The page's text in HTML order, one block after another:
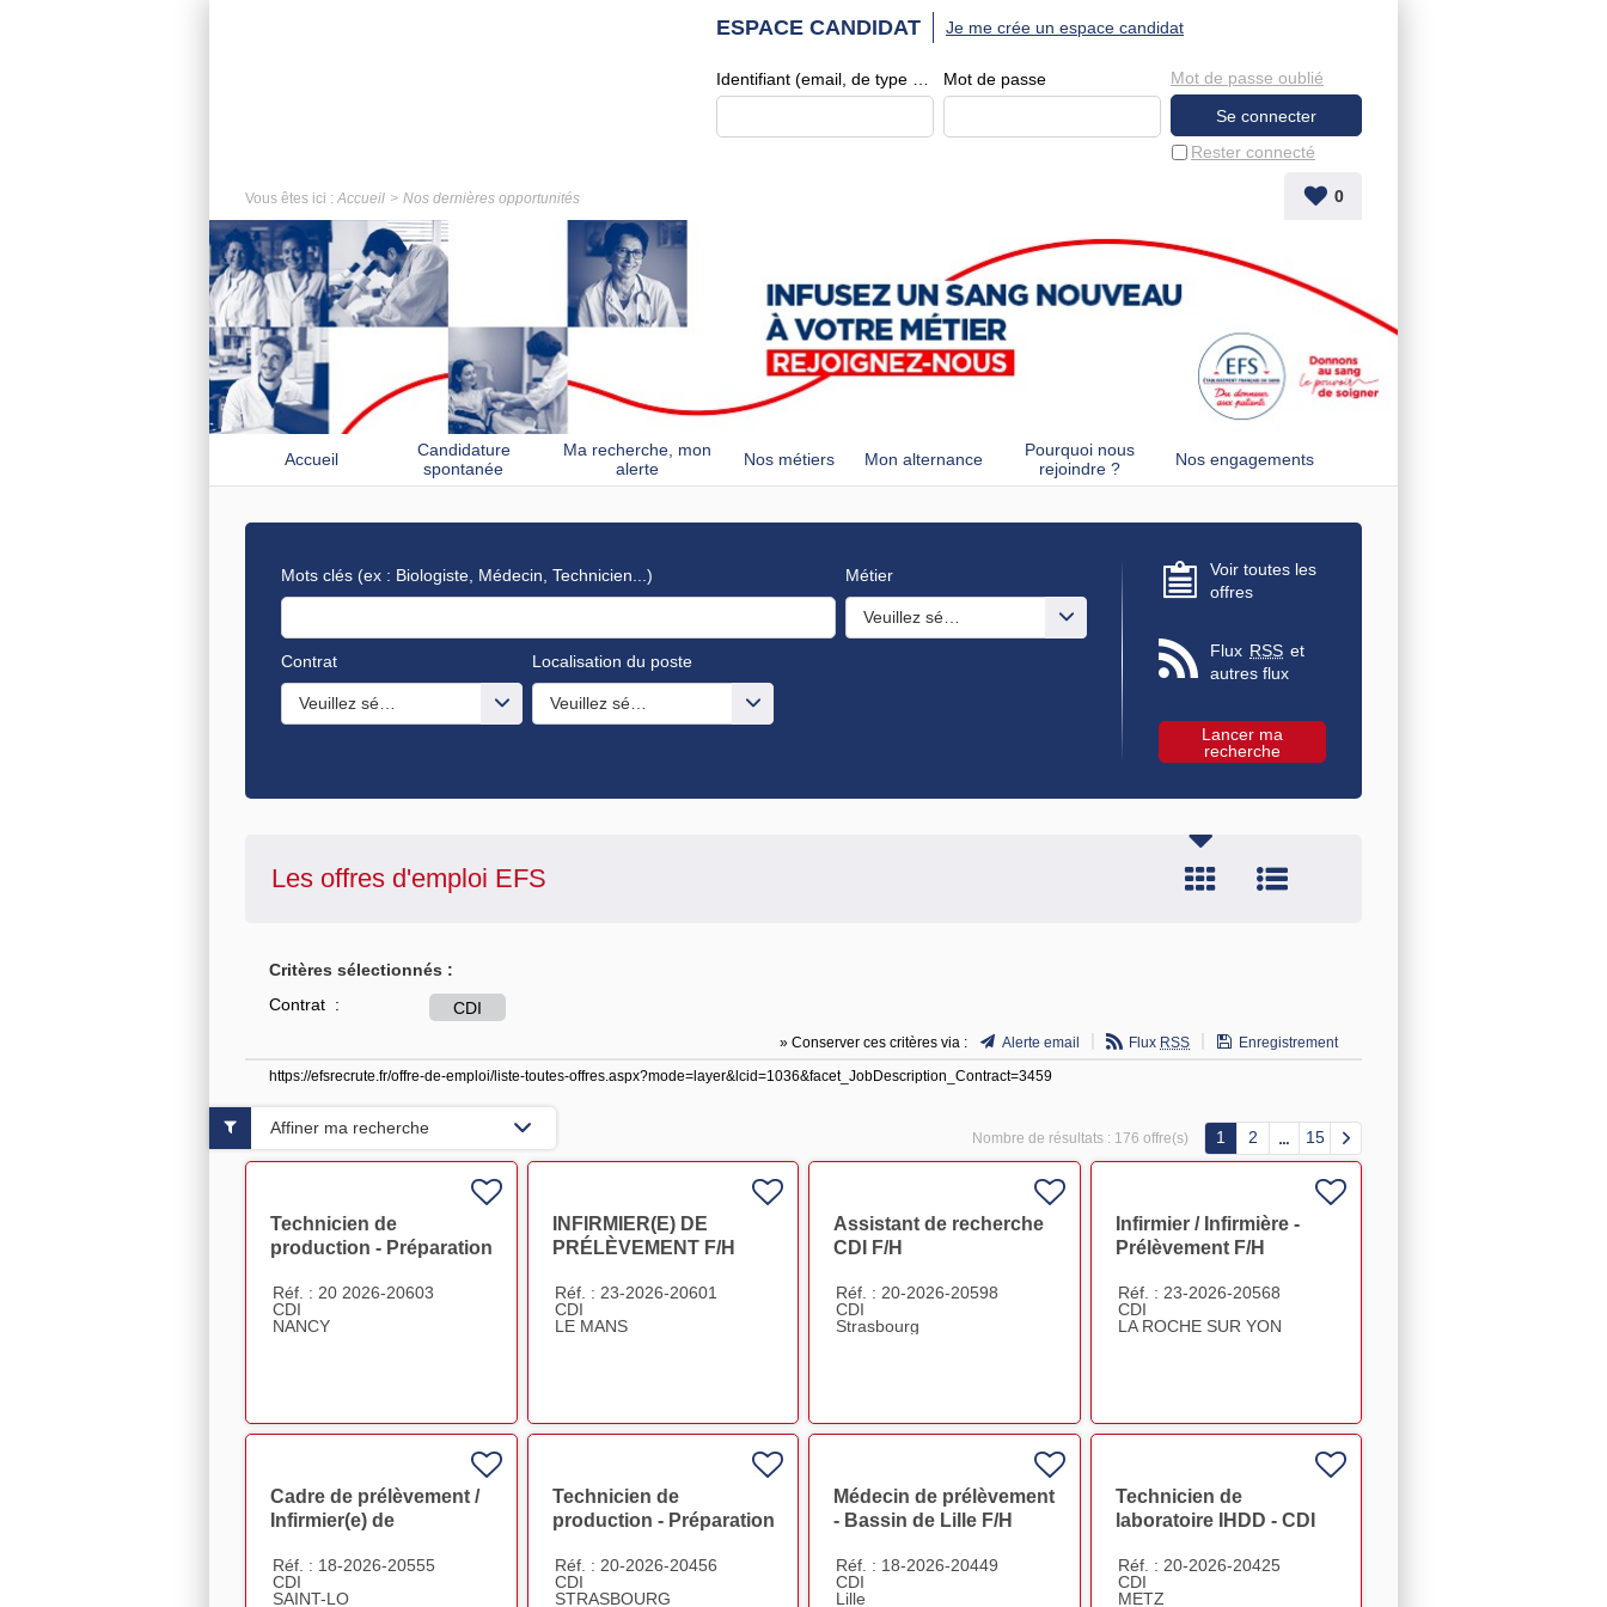
ESPACE CANDIDAT
Mot de passe
Rester connecté
Mot de passe oublié
Je me crée un espace candidat
Vous êtes ici : Accueil Nos dernières opportunités 0
Accueil
Candidature
spontanée
Ma recherche, mon
alerte
Nos métiers Mon alternance
Pourquoi nous
rejoindre ?
Nos engagements
Mots clés (ex : Biologiste, Médecin, Technicien...) Métier
Veuillez sélectionner une ou des valeurs
Contrat
Veuillez sélectionner une ou des valeurs
Localisation du poste
Veuillez sélectionner une ou des valeurs
Voir toutes les
offres
Flux RSS et
autres flux
Les offres d'emploi EFS
Critères sélectionnés :
Contrat :
CDI
» Conserver ces critères via : Alerte email Flux RSS
Enregistrement
https://efsrecrute.fr/offre-de-emploi/liste-toutes-offres.aspx?mode=layer&lcid=1036&facet_JobDescription_Contract=3459
Nombre de résultats : 176 offre(s) 1 2 15
Technicien de
production - Préparation
Réf. : 20 2026-20603
CDI
NANCY
INFIRMIER(E) DE
PRÉLÈVEMENT F/H
Réf. : 23-2026-20601
CDI
LE MANS
Assistant de recherche
CDI F/H
Réf. : 20-2026-20598
CDI
Strasbourg
Infirmier / Infirmière -
Prélèvement F/H
Réf. : 23-2026-20568
CDI
LA ROCHE SUR YON
Cadre de prélèvement /
Infirmier(e) de
Ouest Normand - Saint-
Lô
Réf. : 18-2026-20555
CDI
SAINT-LO
Technicien de
production - Préparation
F/H
Réf. : 20-2026-20456
CDI
STRASBOURG
Médecin de prélèvement
- Bassin de Lille F/H
Réf. : 18-2026-20449
CDI
Lille
Technicien de
laboratoire IHDD - CDI
Réf. : 20-2026-20425
CDI
METZ
Affiner ma recherche